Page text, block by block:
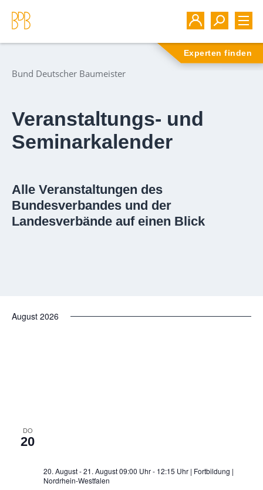
Experten finden
Bund Deutscher Baumeister
Veranstaltungs- und
Seminarkalender
Alle Veranstaltungen des
Bundesverbandes und der
Landesverbände auf einen Blick
August 2026
DO
20
20. August - 21. August 09:00 Uhr - 12:15 Uhr | Fortbildung |
Nordrhein-Westfalen